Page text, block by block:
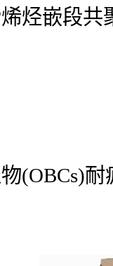
烃嵌段
(OBCs)